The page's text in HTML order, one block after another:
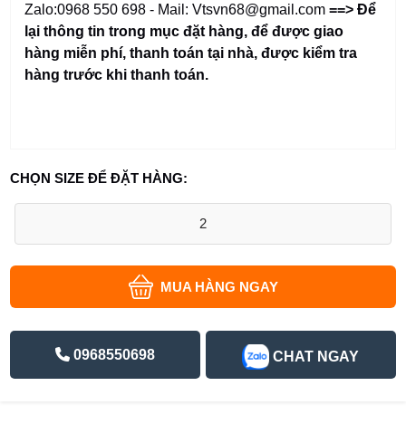
Zalo:0968 550 698 - Mail: Vtsvn68@gmail.com==> Để
lại thông tin trong mục đặt hàng,để được giao
hàng miễn phí, thanh toán tại nhà, được kiểm tra
hàng trước khi thanh toán.
CHỌN SIZE ĐỂ ĐẶT HÀNG:
2
MUA HÀNG NGAY
0968550698 CHAT NGAY